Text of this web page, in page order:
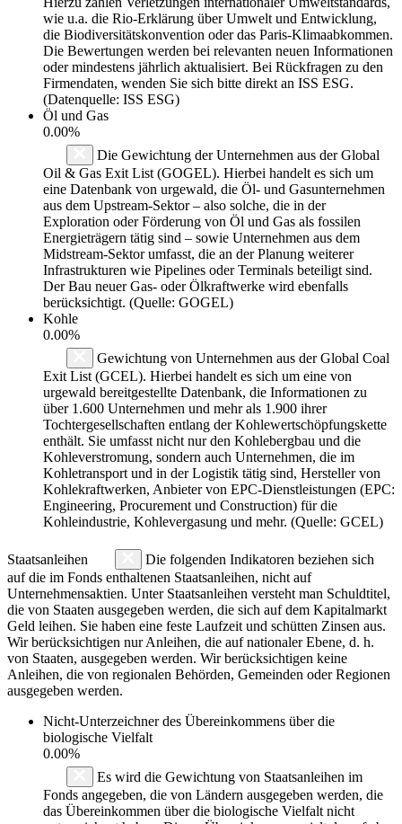
wie u.a. die Rio-Erklärung über Umwelt und Entwicklung,
die Biodiversitätskonvention oder das Paris-Klimaabkommen.
Die Bewertungen werden bei relevanten neuen Informationen
oder mindestens jährlich aktualisiert. Bei Rückfragen zu den
Firmendaten, wenden Sie sich bitte direkt an ISS ESG.
(Datenquelle: ISS ESG)
Öl und Gas
0.00%
Die Gewichtung der Unternehmen aus der Global
Oil & Gas Exit List (GOGEL). Hierbei handelt es sich um
eine Datenbank von urgewald, die Öl- und Gasunternehmen
aus dem Upstream-Sektor – also solche, die in der
Exploration oder Förderung von Öl und Gas als fossilen
Energieträgern tätig sind – sowie Unternehmen aus dem
Midstream-Sektor umfasst, die an der Planung weiterer
Infrastrukturen wie Pipelines oder Terminals beteiligt sind.
Der Bau neuer Gas- oder Ölkraftwerke wird ebenfalls
berücksichtigt. (Quelle: GOGEL)
Kohle
0.00%
Gewichtung von Unternehmen aus der Global Coal
Exit List (GCEL). Hierbei handelt es sich um eine von
urgewald bereitgestellte Datenbank, die Informationen zu
über 1.600 Unternehmen und mehr als 1.900 ihrer
Tochtergesellschaften entlang der Kohlewertschöpfungskette
enthält. Sie umfasst nicht nur den Kohlebergbau und die
Kohleverstromung, sondern auch Unternehmen, die im
Kohletransport und in der Logistik tätig sind, Hersteller von
Kohlekraftwerken, Anbieter von EPC-Dienstleistungen (EPC:
Engineering, Procurement und Construction) für die
Kohleindustrie, Kohlevergasung und mehr. (Quelle: GCEL)
Staatsanleihen
Die folgenden Indikatoren beziehen sich
auf die im Fonds enthaltenen Staatsanleihen, nicht auf
Unternehmensaktien. Unter Staatsanleihen versteht man Schuldtitel,
die von Staaten ausgegeben werden, die sich auf dem Kapitalmarkt
Geld leihen. Sie haben eine feste Laufzeit und schütten Zinsen aus.
Wir berücksichtigen nur Anleihen, die auf nationaler Ebene, d. h.
von Staaten, ausgegeben werden. Wir berücksichtigen keine
Anleihen, die von regionalen Behörden, Gemeinden oder Regionen
ausgegeben werden.
Nicht-Unterzeichner des Übereinkommens über die
biologische Vielfalt
0.00%
Es wird die Gewichtung von Staatsanleihen im
Fonds angegeben, die von Ländern ausgegeben werden, die
das Übereinkommen über die biologische Vielfalt nicht